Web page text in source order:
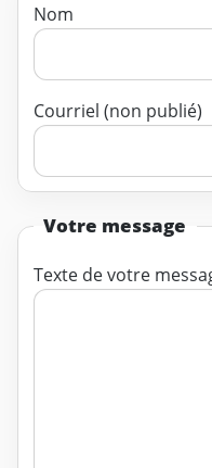
Nom
Courriel (non publié)
Votre message